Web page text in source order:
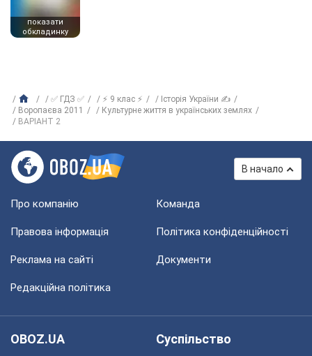
показати
обкладинку
✅ ГДЗ ✅ ⚡ 9 клас ⚡
Історія України ✍
Воропаєва 2011
Культурне життя в українських землях
ВАРІАНТ 2
В начало
Про компанію Команда
Правова інформація Політика конфіденційності
Реклама на сайті Документи
Редакційна політика
OBOZ.UA
Суспільство